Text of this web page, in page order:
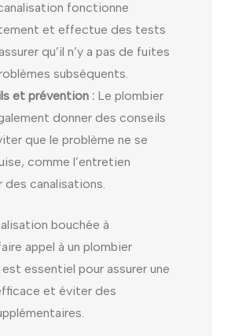
fonctionne
et effectue des tests
qu’il n’y a pas de fuites
subséquents.
et prévention : Le plombier
donner des conseils
que le problème ne se
comme l’entretien
des canalisations.
bouchée à
appel à un plombier
essentiel pour assurer une
et éviter des